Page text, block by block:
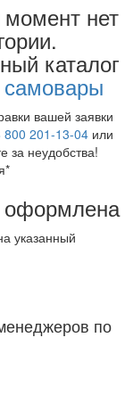
нет
каталог
самовары
вашей заявки
800 201-13-04 или
за неудобства!
оформлена
указанный
по